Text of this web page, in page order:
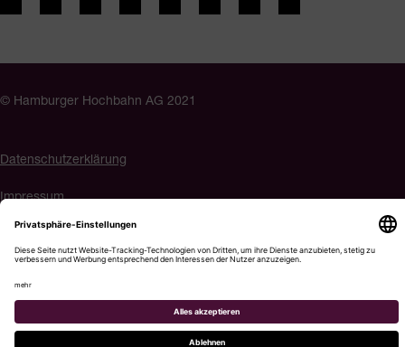
© Hamburger Hochbahn AG 2021
Datenschutzerklärung
Impressum
Barrierefreiheit